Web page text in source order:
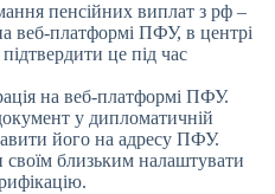
пенсійних виплат з рф –
веб-платформі ПФУ, в центрі
це під час
на веб-платформі ПФУ.
у дипломатичній
його на адресу ПФУ.
близьким налаштувати